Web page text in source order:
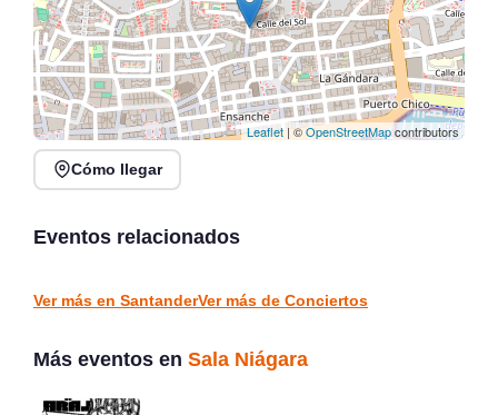
Leaflet| ©OpenStreetMapcontributors
Cómo llegar
Eventos relacionados
Verano Mix Fiesta de
Santander
Ver más en SantanderVer más de Conciertos
Más eventos en Sala Niágara